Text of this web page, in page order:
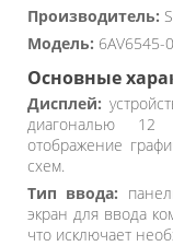
Производитель:
Модель: 6AV6545-
Основные
Дисплей:
диагональю 12
отображение
схем.
Тип ввода:
экран для ввода
что исключает